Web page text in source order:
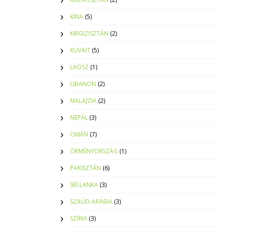
KÍNA (5)
KIRGIZISZTÁN (2)
KUVAIT (5)
LAOSZ (1)
LIBANON (2)
MALAJZIA (2)
NEPÁL (3)
OMÁN (7)
ÖRMÉNYORSZÁG (1)
PAKISZTÁN (6)
SRÍ LANKA (3)
SZAÚD-ARÁBIA (3)
SZÍRIA (3)